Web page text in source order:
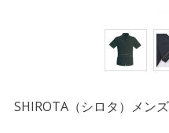
SHIROTA（シロタ）メン